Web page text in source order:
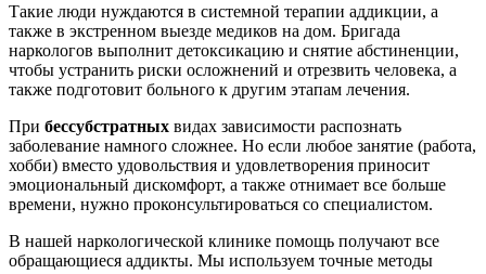
Такие люди нуждаются в системной терапии аддикции, а
также в экстренном выезде медиков на дом. Бригада
наркологов выполнит детоксикацию и снятие абстиненции,
чтобы устранить риски осложнений и отрезвить человека, а
также подготовит больного к другим этапам лечения.
При бессубстратных видах зависимости распознать
заболевание намного сложнее. Но если любое занятие (работа,
хобби) вместо удовольствия и удовлетворения приносит
эмоциональный дискомфорт, а также отнимает все больше
времени, нужно проконсультироваться со специалистом.
В нашей наркологической клинике помощь получают все
обращающиеся аддикты. Мы используем точные методы